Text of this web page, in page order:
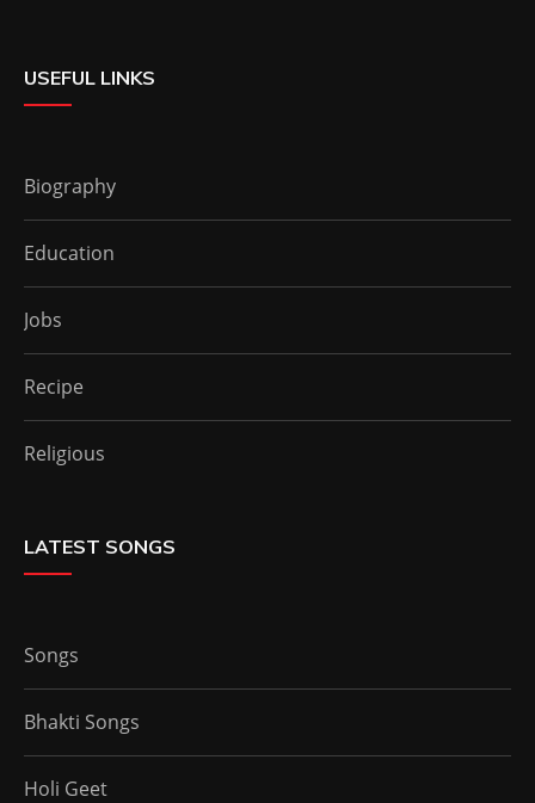
USEFUL LINKS
Biography
Education
Jobs
Recipe
Religious
LATEST SONGS
Songs
Bhakti Songs
Holi Geet